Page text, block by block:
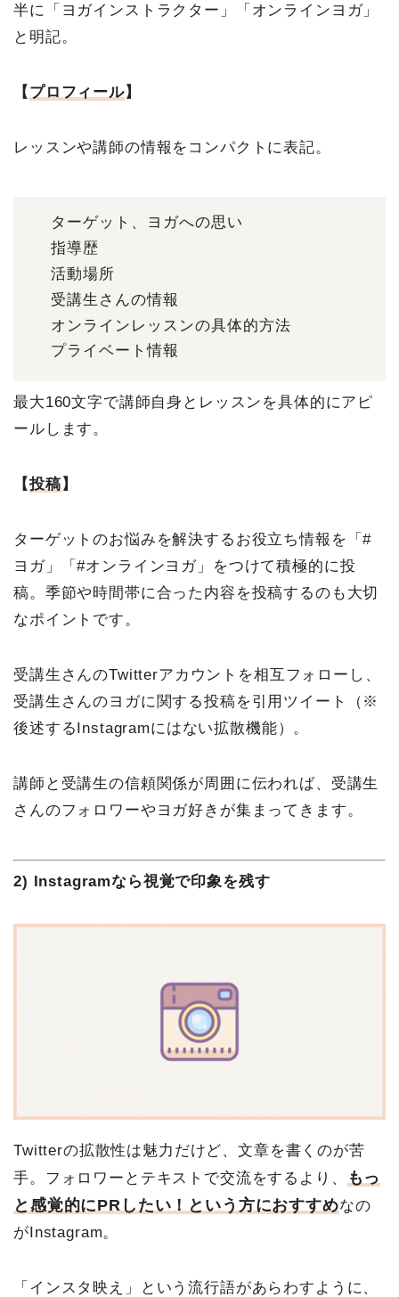
半に「ヨガインストラクター」「オンラインヨガ」
と明記。
【 プロフィール】
レッスンや講師の情報をコンパクトに表記。
ターゲット、ヨガへの思い
指導歴
活動場所
受講生さんの情報
オンラインレッスンの具体的方法
プライベート情報
最大160文字で講師自身とレッスンを具体的にアピ
ールします。
【投稿 】
ターゲットのお悩みを解決するお役立ち情報を「#
ヨガ」「#オンラインヨガ」をつけて積極的に投
稿。季節や時間帯に合った内容を投稿するのも大切
なポイントです。
受講生さんのTwitterアカウントを相互フォローし、
受講生さんのヨガに関する投稿を引用ツイート（※
後述するInstagramにはない拡散機能）。
講師と受講生の信頼関係が周囲に伝われば、受講生
さんのフォロワーやヨガ好きが集まってきます。
2) Instagramなら視覚で印象を残す
Twitterの拡散性は魅力だけど、文章を書くのが苦
手。フォロワーとテキストで交流をするより、
もっ
と感覚的にPRしたい！という方におすすめなの
がInstagram。
「インスタ映え」という流行語があらわすように、